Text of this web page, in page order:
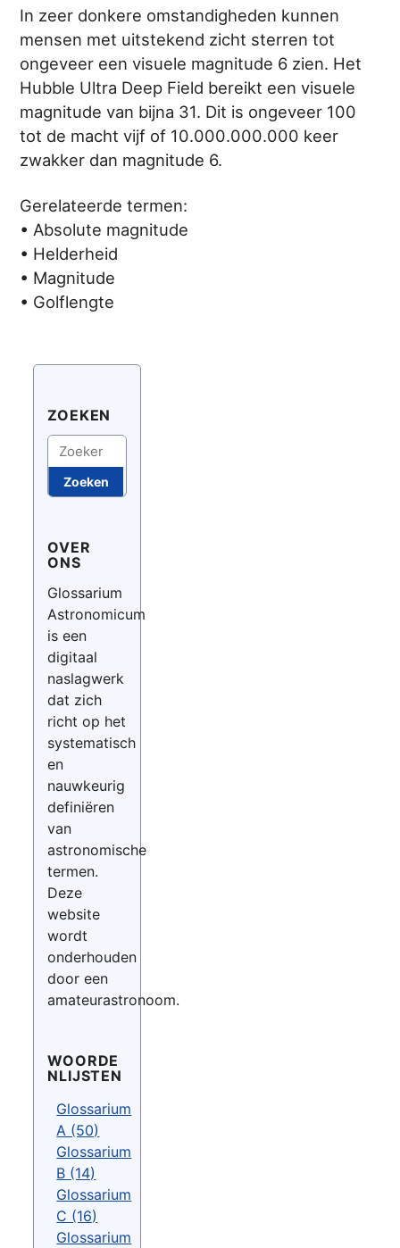
In zeer donkere omstandigheden kunnen
mensen met uitstekend zicht sterren tot
ongeveer een visuele magnitude 6 zien. Het
Hubble Ultra Deep Field bereikt een visuele
magnitude van bijna 31. Dit is ongeveer 100
tot de macht vijf of 10.000.000.000 keer
zwakker dan magnitude 6.
Gerelateerde termen:
• Absolute magnitude
• Helderheid
• Magnitude
• Golflengte
ZOEKEN
Zoeken
Zoeken
OVER
ONS
Glossarium
Astronomicum
is een
digitaal
naslagwerk
dat zich
richt op het
systematisch
en
nauwkeurig
definiëren
van
astronomische
termen.
Deze
website
wordt
onderhouden
door een
amateurastronoom.
WOORDE
NLIJSTEN
Glossarium
A (50)
Glossarium
B (14)
Glossarium
C (16)
Glossarium